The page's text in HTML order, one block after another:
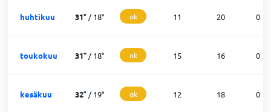
huhtikuu 31° /18° ok 11 20 0
toukokuu 31° /18° ok 15 16 0
kesäkuu 32° /19° ok 12 18 0